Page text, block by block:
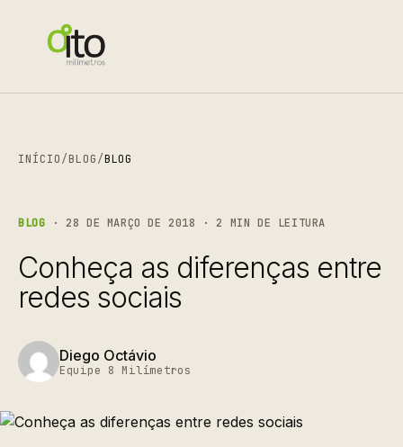
INÍCIO/BLOG/BLOG
BLOG · 28 DE MARÇO DE 2018 · 2 MIN DE LEITURA
Conheça as diferenças entre
redes sociais
Diego Octávio
Equipe 8 Milímetros